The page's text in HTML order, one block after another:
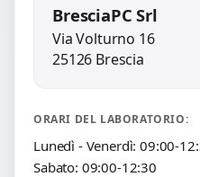
BresciaPC Srl
Via Volturno 16
25126 Brescia
ORARI DEL LABORATORIO:
Lunedì - Venerdì: 09:00-
Sabato: 09:00-12:30